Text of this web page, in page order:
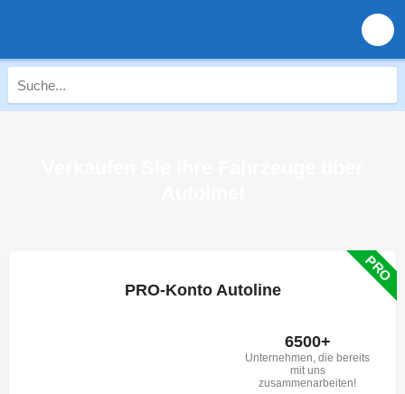
PRO-Konto Autoline
6500+
Unternehmen, die bereits
mit uns
zusammenarbeiten!